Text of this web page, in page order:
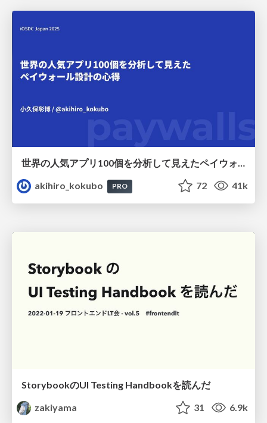
世界の人気アプリ100個を分析して見えたペイウォール設計の心得
akihiro_kokubo
PRO 72 41k
StorybookのUI Testing Handbookを読んだ
zakiyama
31 6.9k